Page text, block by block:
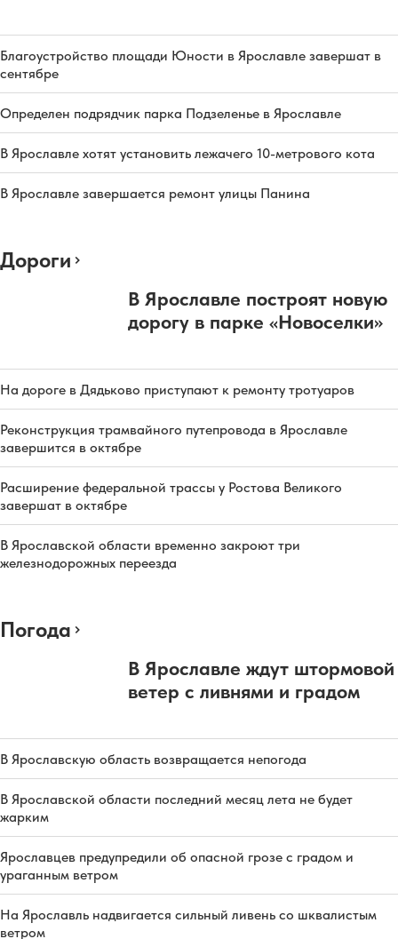
Благоустройство площади Юности в Ярославле завершат в
сентябре
Определен подрядчик парка Подзеленье в Ярославле
В Ярославле хотят установить лежачего 10-метрового кота
В Ярославле завершается ремонт улицы Панина
Дороги
В Ярославле построят новую
дорогу в парке «Новоселки»
На дороге в Дядьково приступают к ремонту тротуаров
Реконструкция трамвайного путепровода в Ярославле
завершится в октябре
Расширение федеральной трассы у Ростова Великого
завершат в октябре
В Ярославской области временно закроют три
железнодорожных переезда
Погода
В Ярославле ждут штормовой
ветер с ливнями и градом
В Ярославскую область возвращается непогода
В Ярославской области последний месяц лета не будет
жарким
Ярославцев предупредили об опасной грозе с градом и
ураганным ветром
На Ярославль надвигается сильный ливень со шквалистым
ветром